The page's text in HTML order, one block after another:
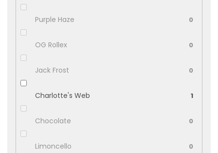
Purple Haze 0
OG Rollex 0
Jack Frost 0
Charlotte's Web 1
Chocolate 0
Limoncello 0